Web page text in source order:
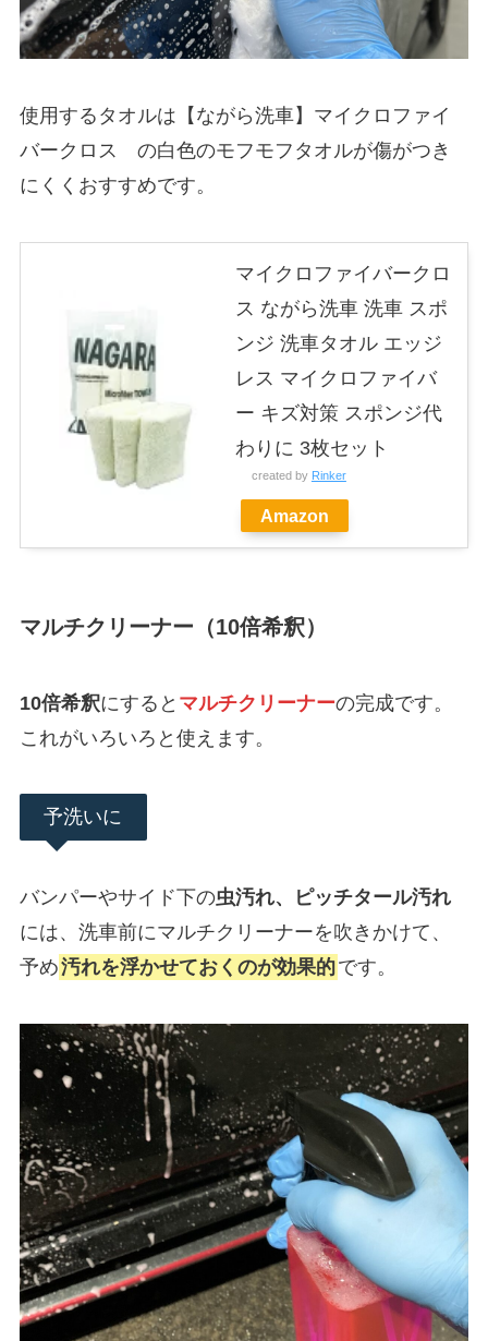
使用するタオルは【ながら洗車】マイクロファイ
バークロス の白色のモフモフタオルが傷がつき
にくくおすすめです。
マイクロファイバークロ
ス ながら洗車 洗車 スポ
ンジ 洗車タオル エッジ
レス マイクロファイバ
ー キズ対策 スポンジ代
わりに 3枚セット
created by Rinker
Amazon
マルチクリーナー（10倍希釈）
10倍希釈にすると マルチクリーナーの完成です。
これがいろいろと使えます。
予洗いに
バンパーやサイド下の虫汚れ、ピッチタール汚れ
には、洗車前にマルチクリーナーを吹きかけて、
予め汚れを浮かせておくのが効果的です。